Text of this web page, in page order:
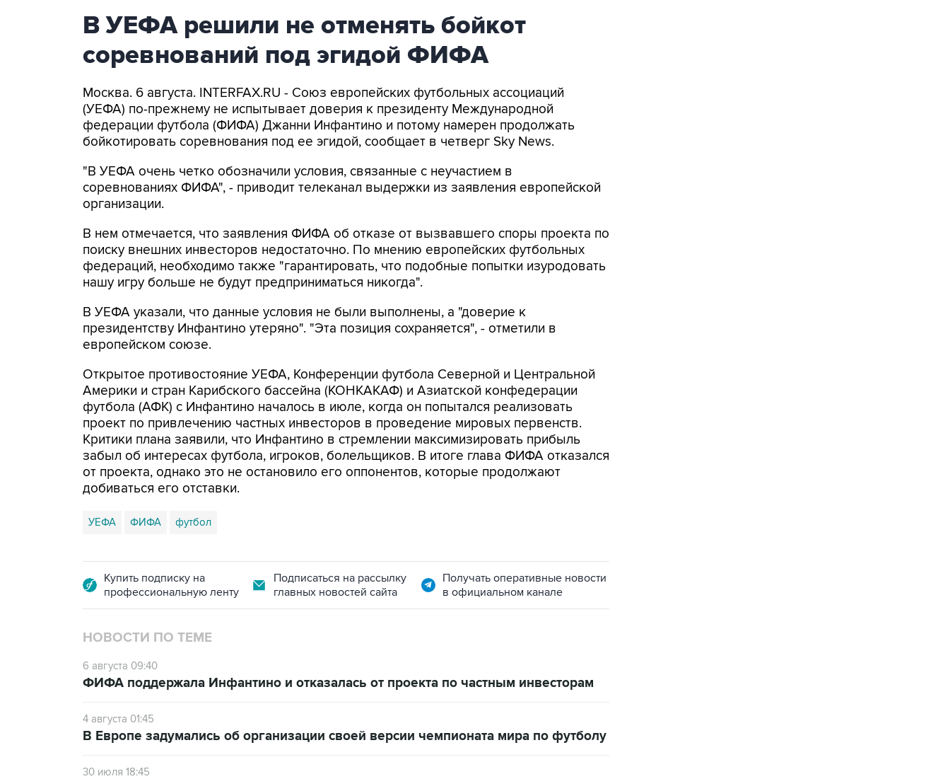
В УЕФА решили не отменять бойкот
соревнований под эгидой ФИФА
Москва. 6 августа. INTERFAX.RU - Союз европейских футбольных ассоциаций
(УЕФА) по-прежнему не испытывает доверия к президенту Международной
федерации футбола (ФИФА) Джанни Инфантино и потому намерен продолжать
бойкотировать соревнования под ее эгидой, сообщает в четверг Sky News.
"В УЕФА очень четко обозначили условия, связанные с неучастием в
соревнованиях ФИФА", - приводит телеканал выдержки из заявления европейской
организации.
В нем отмечается, что заявления ФИФА об отказе от вызвавшего споры проекта по
поиску внешних инвесторов недостаточно. По мнению европейских футбольных
федераций, необходимо также "гарантировать, что подобные попытки изуродовать
нашу игру больше не будут предприниматься никогда".
В УЕФА указали, что данные условия не были выполнены, а "доверие к
президентству Инфантино утеряно". "Эта позиция сохраняется", - отметили в
европейском союзе.
Открытое противостояние УЕФА, Конференции футбола Северной и Центральной
Америки и стран Карибского бассейна (КОНКАКАФ) и Азиатской конфедерации
футбола (АФК) с Инфантино началось в июле, когда он попытался реализовать
проект по привлечению частных инвесторов в проведение мировых первенств.
Критики плана заявили, что Инфантино в стремлении максимизировать прибыль
забыл об интересах футбола, игроков, болельщиков. В итоге глава ФИФА отказался
от проекта, однако это не остановило его оппонентов, которые продолжают
добиваться его отставки.
УЕФА ФИФА футбол
Купить подписку на
профессиональную ленту
Подписаться на рассылку
главных новостей сайта
Получать оперативные новости
в официальном канале
НОВОСТИ ПО ТЕМЕ
6 августа 09:40
ФИФА поддержала Инфантино и отказалась от проекта по частным инвесторам
4 августа 01:45
В Европе задумались об организации своей версии чемпионата мира по футболу
30 июля 18:45